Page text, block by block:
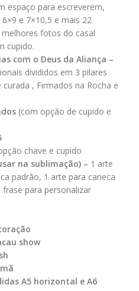
espaço para escreverem,
e 7×10,5 e mais 22
fotos do casal
cupido.
com o Deus da Aliança –
divididos em 3 pilares
, Firmados na Rocha e
(com opção de cupido e
chave e cupido
na sublimação) – 1 arte
padrão, 1 arte para caneca
para personalizar
show
A5 horizontal e A6